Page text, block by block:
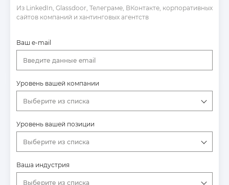
Из LinkedIn, Glassdoor, Телеграме, ВКонтакте, корпоративных
сайтов компаний и хантинговых агентств
Ваш e-mail
Введите данные email
Уровень вашей компании
Выберите из списка
Уровень вашей позиции
Выберите из списка
Ваша индустрия
Выберите из списка